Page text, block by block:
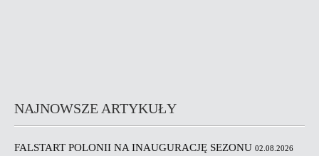
NAJNOWSZE ARTYKUŁY
FALSTART POLONII NA INAUGURACJĘ SEZONU 02.08.2026